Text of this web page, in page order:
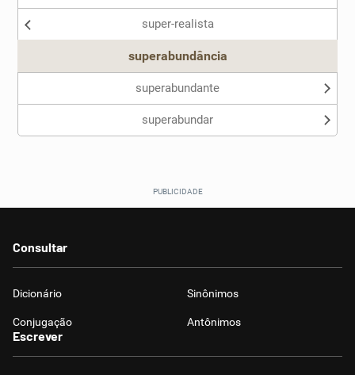
super-realista
superabundância
superabundante
superabundar
Consultar
Dicionário Sinônimos
Conjugação Antônimos
Escrever